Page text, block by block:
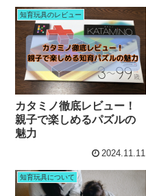
知育玩具のレビュー
カタミノ徹底レビュー！
親子で楽しめるパズルの
魅力
2024.11.11
知育玩具について